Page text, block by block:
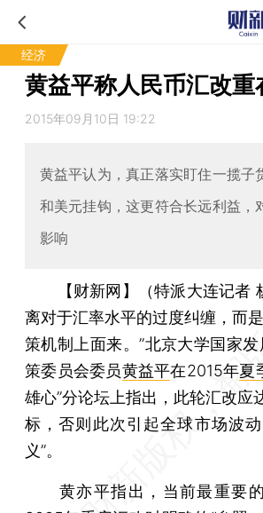
经济
黄益平称人民币汇改重
2015年09月10日 19:22
黄益平认为，真正落实盯住一揽子
和美元挂钩，这更符合长远利益，
影响
【财新网】（特派大连记者
离对于汇率水平的过度纠缠，而
策机制上面来。”北京大学国家
策委员会委员黄益平在2015年夏
雄心”分论坛上指出，此轮汇改应
标，否则此次引起全球市场波
义”。
黄亦平指出，当前最重要的